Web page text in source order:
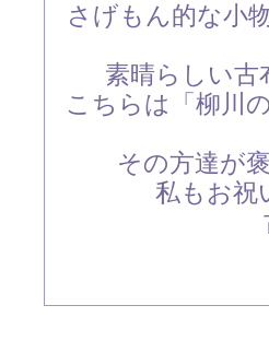
さげもん的な小
素晴らしい
こちらは「柳川
その方達が
私もお祝